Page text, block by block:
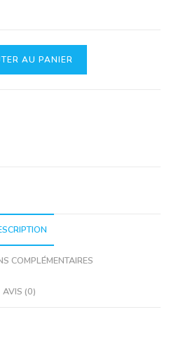
AU PANIER
COMPLÉMENTAIRES
AVIS (0)